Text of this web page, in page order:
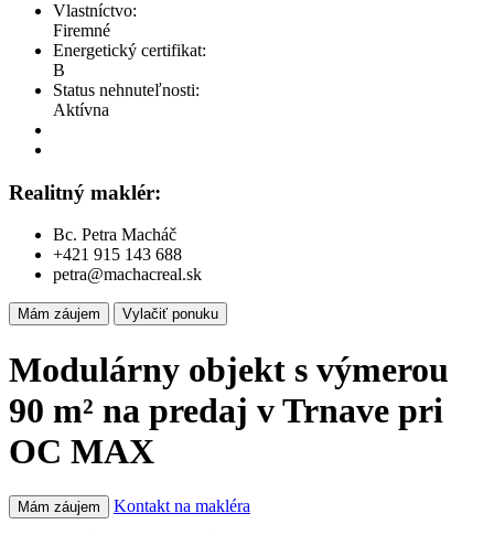
Vlastníctvo:
Firemné
Energetický certifikat:
B
Status nehnuteľnosti:
Aktívna
Realitný maklér:
Bc. Petra Macháč
+421 915 143 688
petra@machacreal.sk
Mám záujem Vylačiť ponuku
Modulárny objekt s výmerou
90 m² na predaj v Trnave pri
OC MAX
Mám záujem Kontakt na makléra